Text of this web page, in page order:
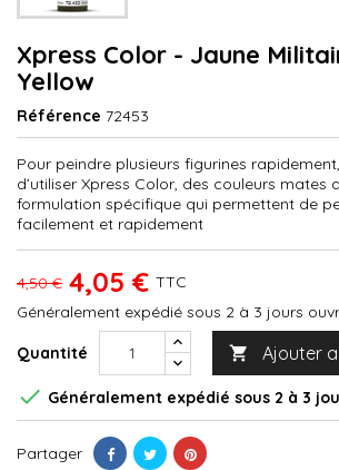
Xpress Color - Jaune
Yellow
Référence 72453
Pour peindre plusieurs figurines
d’utiliser Xpress Color, des couleurs mates
formulation spécifique qui permettent de
facilement et rapidement
4,50 € 4,05 € TTC
Généralement expédié sous 2 à 3 jours
Quantité  Ajouter
 Généralement expédié sous 2 à 3
Partager